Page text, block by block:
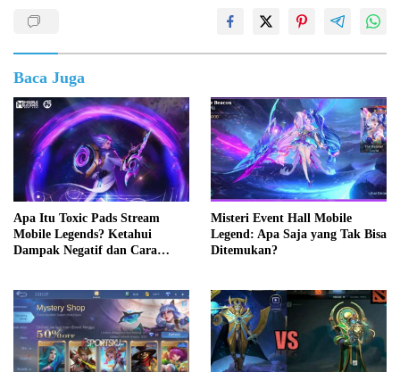
Baca Juga
Apa Itu Toxic Pads Stream
Mobile Legends? Ketahui
Dampak Negatif dan Cara
Misteri Event Hall Mobile
Legend: Apa Saja yang Tak Bisa
Ditemukan?